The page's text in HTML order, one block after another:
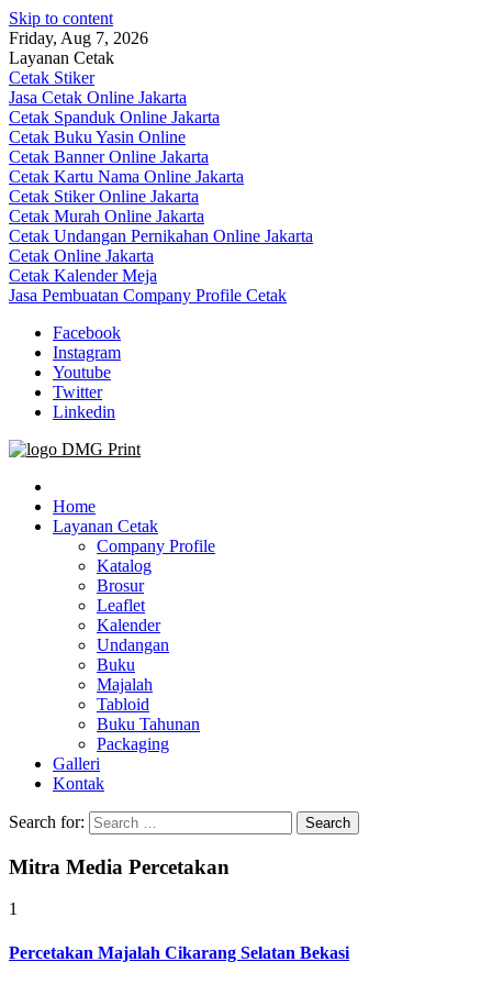
Skip to content
Friday, Aug 7, 2026
Layanan Cetak
Cetak Stiker
Jasa Cetak Online Jakarta
Cetak Spanduk Online Jakarta
Cetak Buku Yasin Online
Cetak Banner Online Jakarta
Cetak Kartu Nama Online Jakarta
Cetak Stiker Online Jakarta
Cetak Murah Online Jakarta
Cetak Undangan Pernikahan Online Jakarta
Cetak Online Jakarta
Cetak Kalender Meja
Jasa Pembuatan Company Profile Cetak
Facebook
Instagram
Youtube
Twitter
Linkedin
Jasa Cetak Online DMG Printing
Home
Layanan Cetak
Company Profile
Katalog
Brosur
Leaflet
Kalender
Undangan
Buku
Majalah
Tabloid
Buku Tahunan
Packaging
Galleri
Kontak
Search for:
Mitra Media Percetakan
1
Percetakan Majalah Cikarang Selatan Bekasi